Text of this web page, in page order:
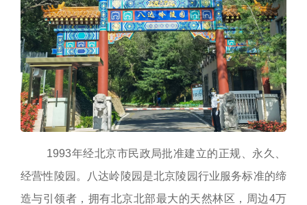
1993年经北京市民政局批准建立的正规、永久、
经营性陵园。八达岭陵园是北京陵园行业服务标准的缔
造与引领者，拥有北京北部最大的天然林区，周边4万